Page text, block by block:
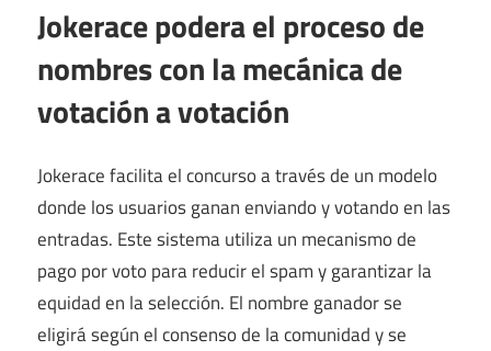
Jokerace podera el proceso de
nombres con la mecánica de
votación a votación
Jokerace facilita el concurso a través de un modelo
donde los usuarios ganan enviando y votando en las
entradas. Este sistema utiliza un mecanismo de
pago por voto para reducir el spam y garantizar la
equidad en la selección. El nombre ganador se
eligirá según el consenso de la comunidad y se